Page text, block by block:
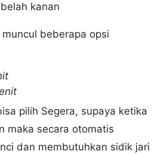
kanan
beberapa opsi
pilih Segera, supaya ketika
maka secara otomatis
dan membutuhkan sidik jari